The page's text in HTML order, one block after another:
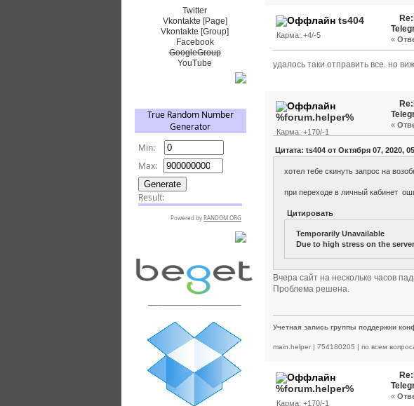
Twitter
Vkontakte [Page]
Vkontakte [Group]
Facebook
GoogleGroup
YouTube
ts404
Карма: +4/-5 «
удалось таки отправить все. но
%forum.helper%
Карма: +170/-1
«
Цитата: ts404 от Октября 07, 2020,
хотел тебе скинуть запрос на
при переходе в личный кабинет
Цитировать
Temporarily Unavailable
Due to high stress on the
Вчера сайт на несколько часов
Проблема решена.
Учетная запись группы поддержки
main.helper | 754180205 | по всем
%forum.helper%
Карма: +170/-1
«